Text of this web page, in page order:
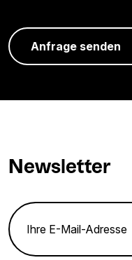
Newsletter